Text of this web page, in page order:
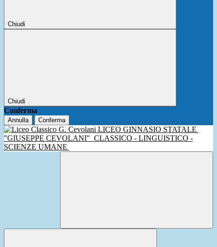
Chiudi
Chiudi
Conferma
Annulla Conferma
LICEO GINNASIO STATALE
"GIUSEPPE CEVOLANI" CLASSICO - LINGUISTICO -
SCIENZE UMANE